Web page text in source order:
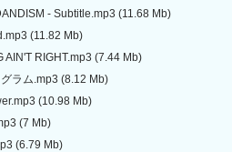
- Subtitle.mp3 (11.68 Mb)
(11.82 Mb)
AIN'T RIGHT.mp3 (7.44 Mb)
ラム.mp3 (8.12 Mb)
(10.98 Mb)
(7 Mb)
(6.79 Mb)